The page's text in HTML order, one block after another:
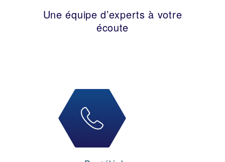
Une équipe d’experts à votre
écoute